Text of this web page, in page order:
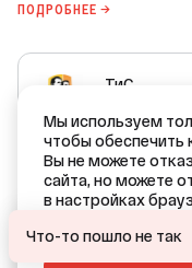
толщиной 0,5 мм, что
Марка: «ТиС». *
номенклатуры:
нержавеющая сталь. *
Режим: сухой. * Серия
* Сфера применения:
топливе. * Тип
материала
тройник идеально
безопасной системы
оптимальное
ПОДРОБНЕЕ →
ТиС
РОССИЯ —
РОССИЯ —
Ваш город —
Мы используем
чтобы обеспечить
Вы не можете
сайта, но можете
в настройках
Что-то пошло не так